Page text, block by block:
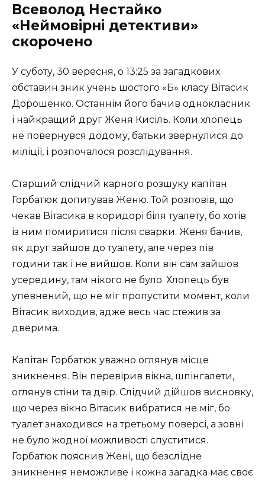
Всеволод Нестайко
«Неймовірні детективи»
скорочено
У суботу, 30 вересня, о 13:25 за загадкових
обставин зник учень шостого «Б» класу Вітасик
Дорошенко. Останнім його бачив однокласник
і найкращий друг Женя Кисіль. Коли хлопець
не повернувся додому, батьки звернулися до
міліції, і розпочалося розслідування.
Старший слідчий карного розшуку капітан
Горбатюк допитував Женю. Той розповів, що
чекав Вітасика в коридорі біля туалету, бо хотів
із ним помиритися після сварки. Женя бачив,
як друг зайшов до туалету, але через пів
години так і не вийшов. Коли він сам зайшов
усередину, там нікого не було. Хлопець був
упевнений, що не міг пропустити момент, коли
Вітасик виходив, адже весь час стежив за
дверима.
Капітан Горбатюк уважно оглянув місце
зникнення. Він перевірив вікна, шпінгалети,
оглянув стіни та двір. Слідчий дійшов висновку,
що через вікно Вітасик вибратися не міг, бо
туалет знаходився на третьому поверсі, а зовні
не було жодної можливості спуститися.
Горбатюк пояснив Жені, що безслідне
зникнення неможливе і кожна загадка має своє